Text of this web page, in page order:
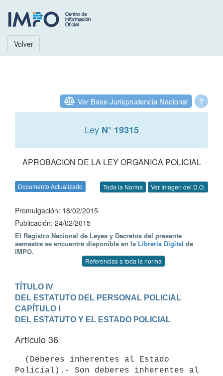
Volver
?
Ver Base Jurisprudencia Nacional
Ley N° 19315
APROBACION DE LA LEY ORGANICA POLICIAL
Documento Actualizado Toda la Norma Ver Imagen del D.O.
Promulgación: 18/02/2015
Publicación: 24/02/2015
El Registro Nacional de Leyes y Decretos del presente
semestre se encuentra disponible en la Librería Digital de
IMPO.
Referencias a toda la norma
TÍTULO IV
DEL ESTATUTO DEL PERSONAL POLICIAL
CAPÍTULO I
DEL ESTATUTO Y EL ESTADO POLICIAL
Artículo 36
Policial).- Son deberes inherentes al